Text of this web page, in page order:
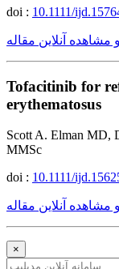
doi : 10.1111/
مشاهده آنلاین مقاله
Tofacitinib for
erythematosus
Scott A. Elman MD,
MMSc
doi : 10.1111/
مشاهده آنلاین مقاله
×